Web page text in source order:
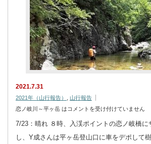
2021.7.31
2021年（山行報告） , 山行報告
恋ノ岐川～平ヶ岳 はコメントを受け付けていません
7/23：晴れ ８時、入渓ポイントの恋ノ岐橋に
し、Y成さんは平ヶ岳登山口に車をデポして